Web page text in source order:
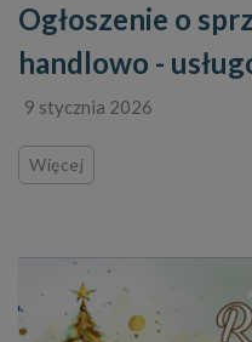
Ogłoszenie o
handlowo -
9 stycznia 2026
Więcej